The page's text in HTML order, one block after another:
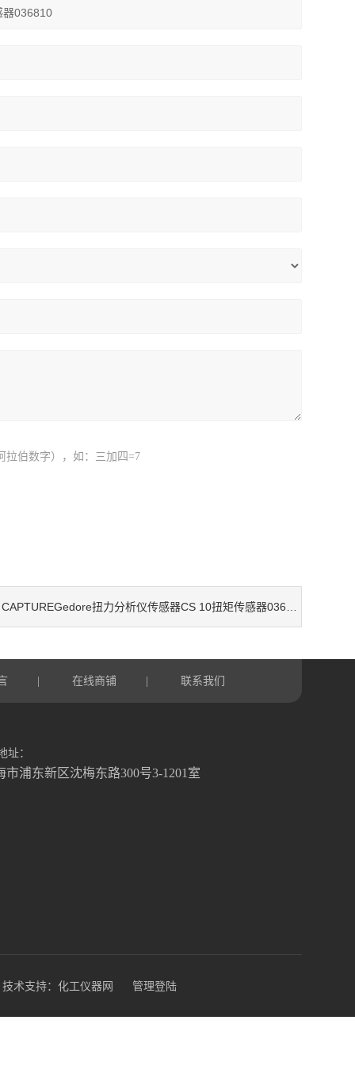
拉伯数字），如：三加四=7
CAPTUREGedore扭力分析仪传感器CS 10扭矩传感器036820 扭矩传感器CS 50
在线商铺 联系我们
址：
市浦东新区沈梅东路300号3-1201室
技术支持： 化工仪器网 管理登陆